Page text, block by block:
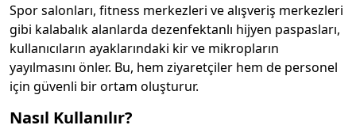
Spor salonları, fitness merkezleri ve alışveriş merkezleri
gibi kalabalık alanlarda dezenfektanlı hijyen paspasları,
kullanıcıların ayaklarındaki kir ve mikropların
yayılmasını önler. Bu, hem ziyaretçiler hem de personel
için güvenli bir ortam oluşturur.
Nasıl Kullanılır?